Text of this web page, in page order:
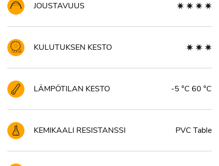
JOUSTAVUUS
KULUTUKSEN KESTO
LÄMPÖTILAN KESTO -5 °C 60 °C
KEMIKAALI RESISTANSSI PVC Table